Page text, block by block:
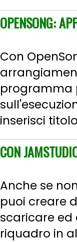
OPENSONG:
Con
programma
inserisci
CON
Anche se
puoi creare
scaricare ed
riquadro in